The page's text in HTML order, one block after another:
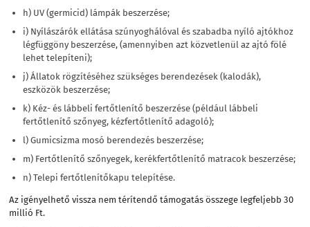
h) UV (germicid) lámpák beszerzése;
i) Nyílászárók ellátása szúnyoghálóval és szabadba nyíló ajtókhoz
légfüggöny beszerzése, (amennyiben azt közvetlenül az ajtó fölé
lehet telepíteni);
j) Állatok rögzítéséhez szükséges berendezések (kalodák),
eszközök beszerzése;
k) Kéz- és lábbeli fertőtlenítő beszerzése (például lábbeli
fertőtlenítő szőnyeg, kézfertőtlenítő adagoló);
l) Gumicsizma mosó berendezés beszerzése;
m) Fertőtlenítő szőnyegek, kerékfertőtlenítő matracok beszerzése;
n) Telepi fertőtlenítőkapu telepítése.
Az igényelhető vissza nem térítendő támogatás összege legfeljebb 30
millió Ft.